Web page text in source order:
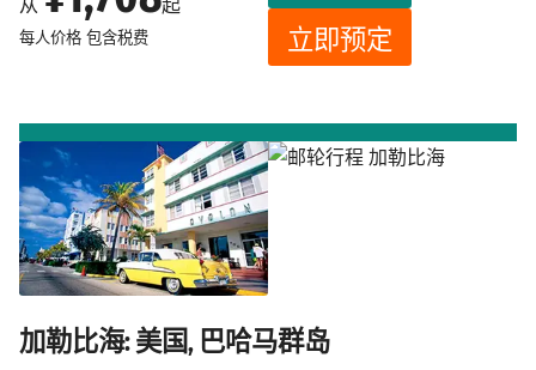
从 起
每人价格 包含税费 立即预定
加勒比海: 美国, 巴哈马群岛